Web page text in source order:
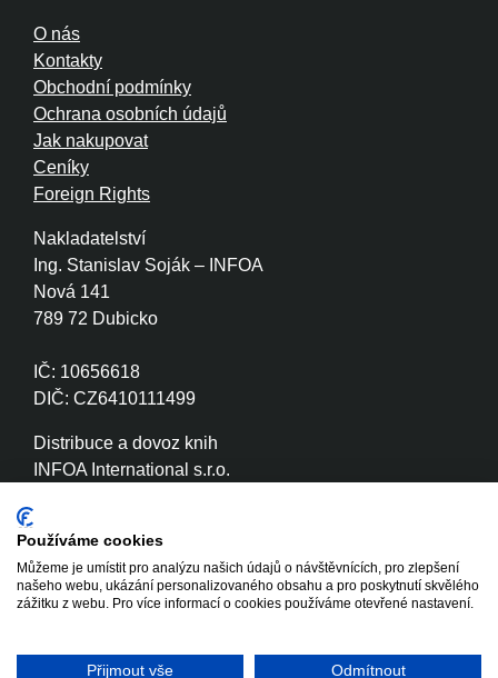
Nakladatelství
Ing. Stanislav Soják – INFOA
Nová 141
789 72 Dubicko
IČ: 10656618
DIČ: CZ6410111499
Distribuce a dovoz knih
INFOA International s.r.o.
IČ: 26870886
DIČ: CZ26870886
O nás
Kontakty
Obchodní podmínky
Ochrana osobních údajů
Jak nakupovat
Ceníky
Foreign Rights
Používáme cookies
Můžeme je umístit pro analýzu našich údajů o návštěvnících, pro zlepšení
našeho webu, ukázání personalizovaného obsahu a pro poskytnutí skvělého
zážitku z webu. Pro více informací o cookies používáme otevřené nastavení.
Přijmout vše Odmítnout